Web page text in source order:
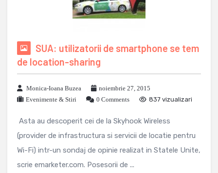
SUA: utilizatorii de smartphone se tem
de location-sharing
Monica-Ioana Buzea
noiembrie 27, 2015
Evenimente & Stiri
0 Comments 837 vizualizari
Asta au descoperit cei de la Skyhook Wireless
(provider de infrastructura si servicii de locatie pentru
Wi-Fi) intr-un sondaj de opinie realizat in Statele Unite,
scrie emarketer.com. Posesorii de ...